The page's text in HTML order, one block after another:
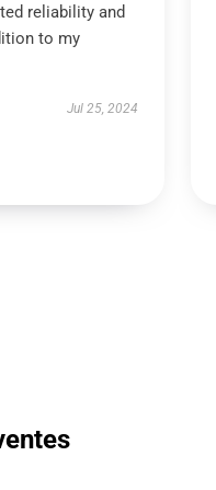
reliability and
to my
Jul 25, 2024